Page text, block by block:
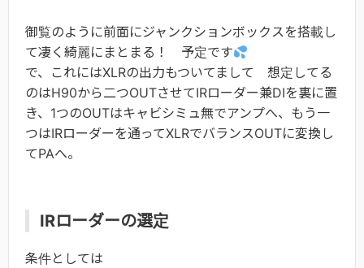
御覧のように前面にジャンクションボックスを搭載し
て凄く綺麗にまとまる！ 予定です
で、これにはXLRの出力もついてまして 想定してる
のはH90から二つOUTさせてIRローダー兼DIを裏に置
き、1つのOUTはキャビシミュ無でアンプへ、もう一
つはIRローダーを通ってXLRでバランスOUTに変換し
てPAへ。
IRローダーの選定
条件としては